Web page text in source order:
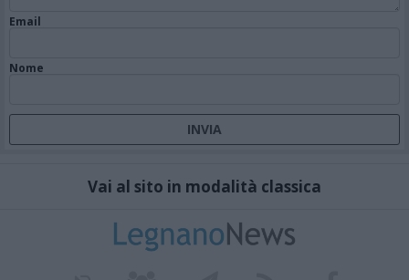
Email
Nome
Vai al sito in modalità classica